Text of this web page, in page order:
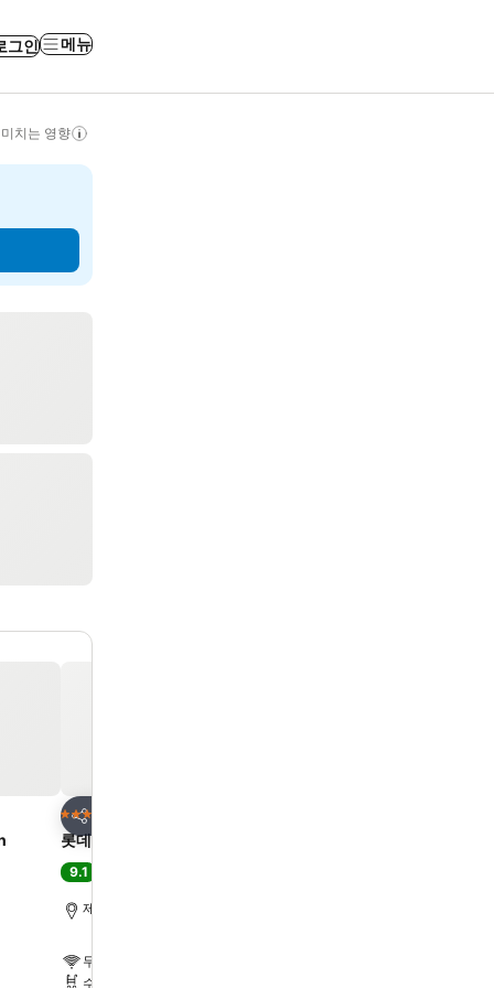
그인 메뉴
치는 영향
공유
5 성급
롯데 호텔 제주
9.1
제주시, 도심에서 30.1km
무료 WiFi
수영장